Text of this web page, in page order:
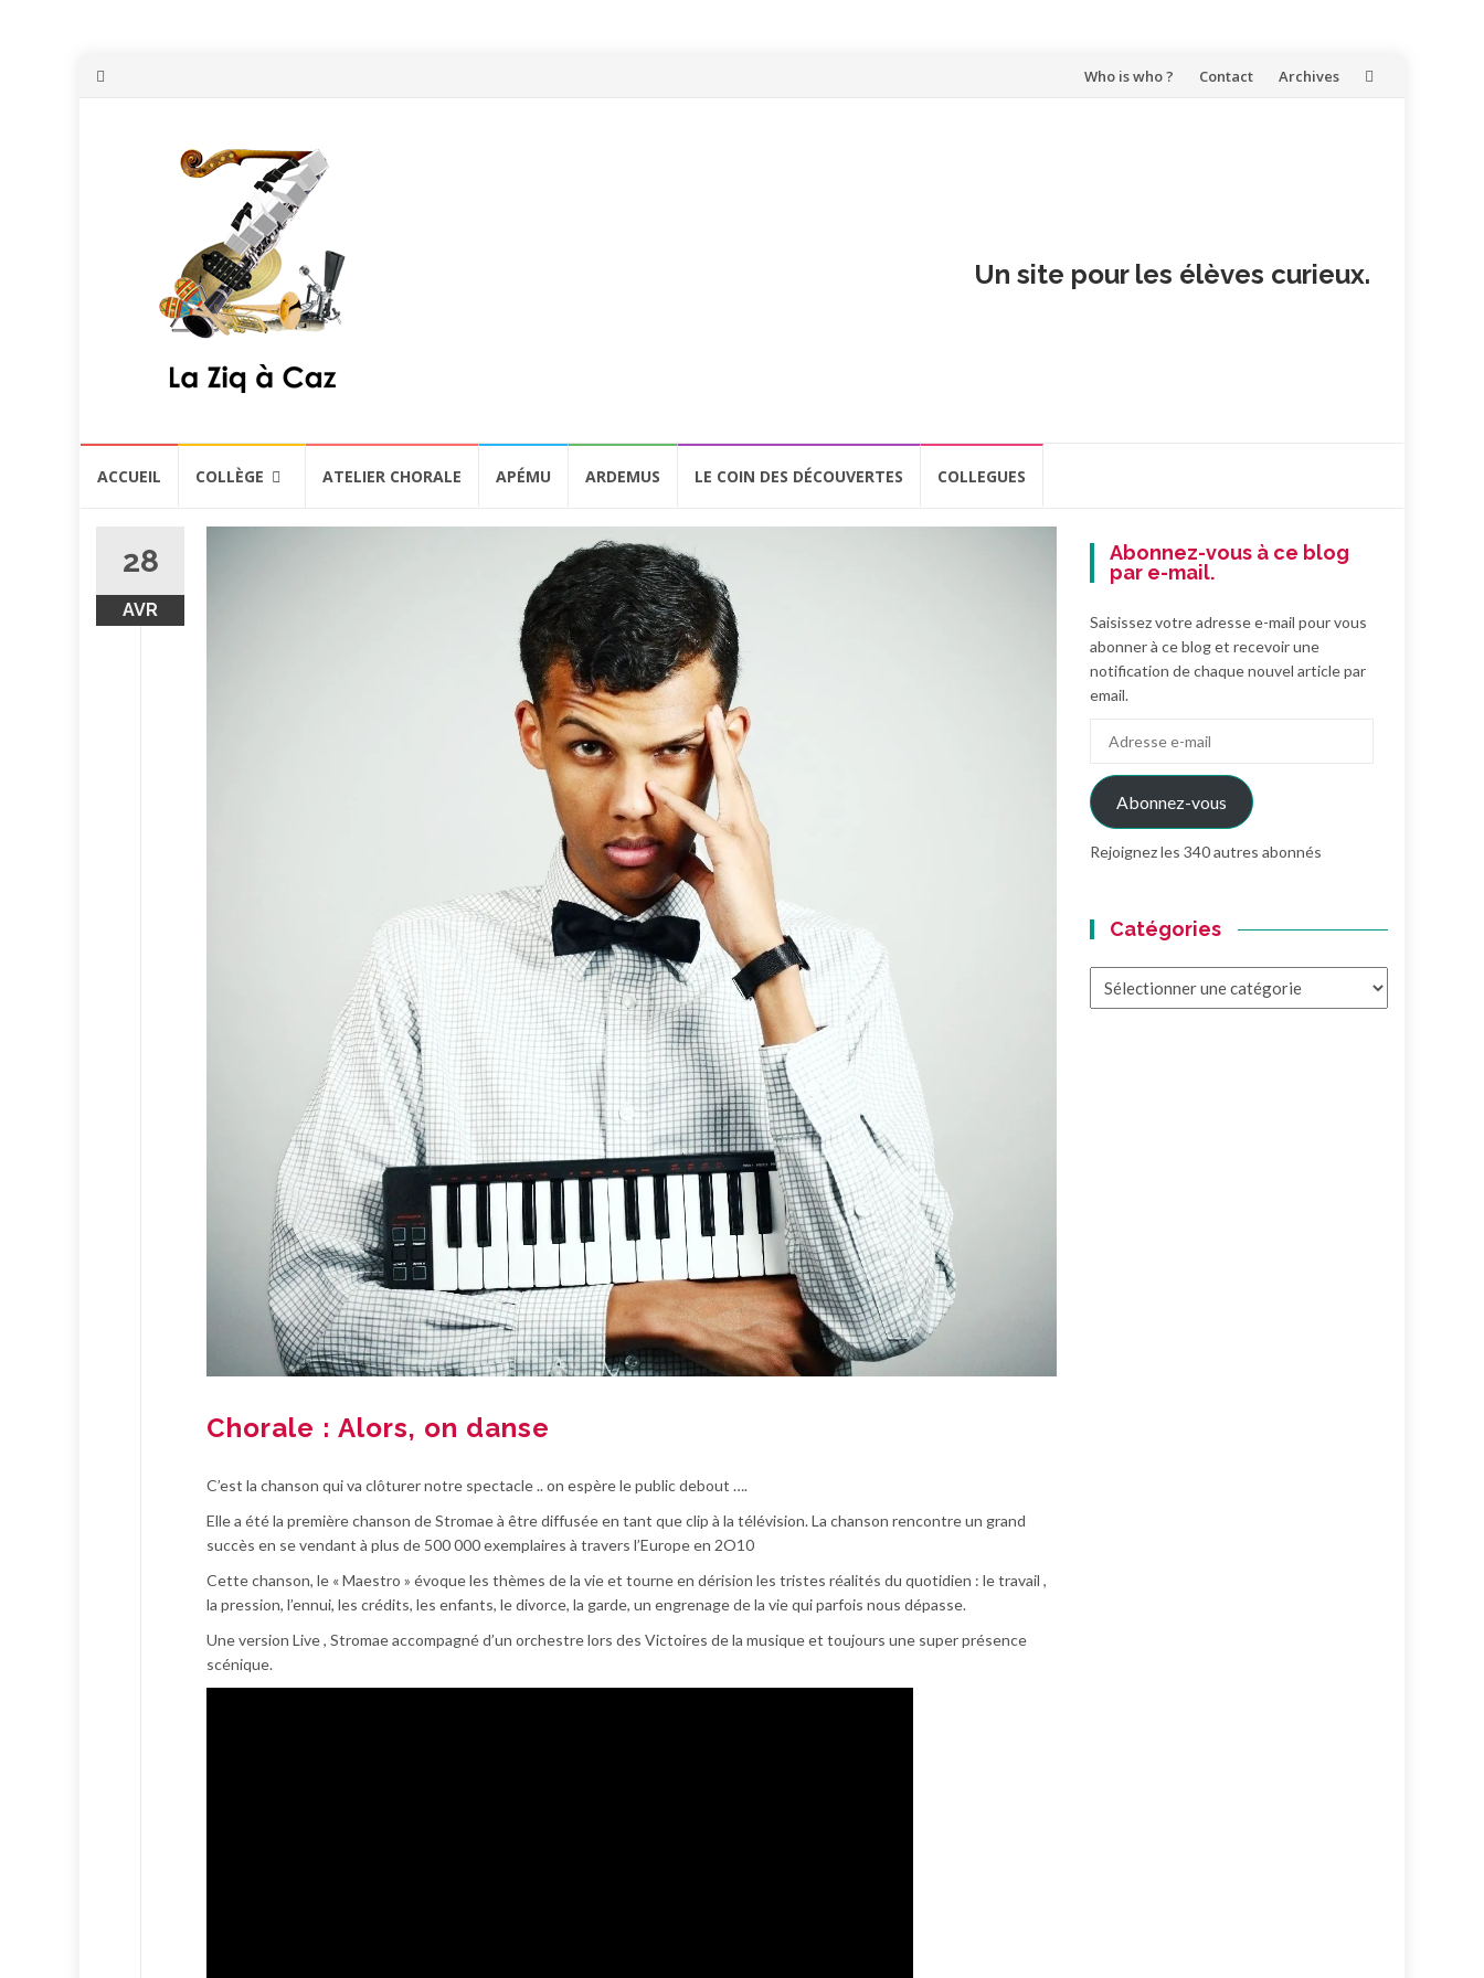
Aller
Who is who ? Contact Archives
Un site pour les élèves curieux.
ACCUEIL COLLÈGE ATELIER CHORALE APÉMU ARDEMUS LE COIN DES DÉCOUVERTES COLLEGUES
28
AVR
Chorale : Alors, on danse
C’est la chanson qui va clôturer notre spectacle .. on espère le public debout ….
Elle a été la première chanson de Stromae à être diffusée en tant que clip à la télévision. La chanson rencontre un grand
succès en se vendant à plus de 500 000 exemplaires à travers l’Europe en 2O10
Cette chanson, le « Maestro » évoque les thèmes de la vie et tourne en dérision les tristes réalités du quotidien : le travail ,
la pression, l’ennui, les crédits, les enfants, le divorce, la garde, un engrenage de la vie qui parfois nous dépasse.
Une version Live , Stromae accompagné d’un orchestre lors des Victoires de la musique et toujours une super présence
scénique.
Abonnez-vous à ce blog
par e-mail.
Saisissez votre adresse e-mail pour vous
abonner à ce blog et recevoir une
notification de chaque nouvel article par
email.
mail
Abonnez-vous
Rejoignez les 340 autres abonnés
Catégories